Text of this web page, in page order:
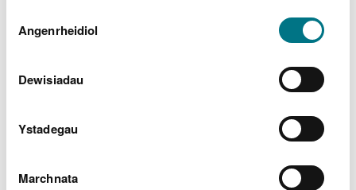
Gellirdarllen mwy am ein cwcis cyn i chi ddewis.
Caniatâd
Angenrheidiol
Dewisiadau
Ystadegau
Marchnata
Cysylltu â ni dros y ffôn
neu ymweld â ni wyneb yn
i bobl sy'n F/fyddar, sydd â nam ar eu clyw neu